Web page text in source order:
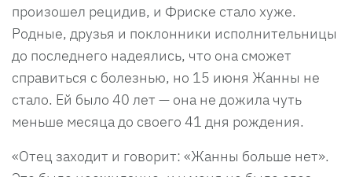
произошел рецидив, и Фриске стало хуже.
Родные, друзья и поклонники исполнительницы
до последнего надеялись, что она сможет
справиться с болезнью, но 15 июня Жанны не
стало. Ей было 40 лет — она не дожила чуть
меньше месяца до своего 41 дня рождения.
«Отец заходит и говорит: «Жанны больше нет».